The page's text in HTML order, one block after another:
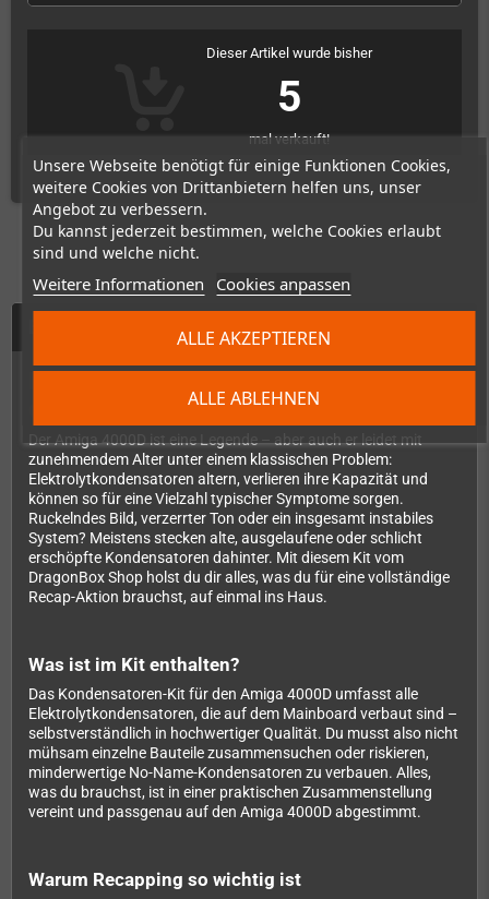
Unsere Webseite benötigt für einige Funktionen Cookies,
weitere Cookies von Drittanbietern helfen uns, unser
Angebot zu verbessern.
Du kannst jederzeit bestimmen, welche Cookies erlaubt
sind und welche nicht.
Weitere Informationen Cookies anpassen
ALLE ABLEHNEN
ALLE AKZEPTIEREN
Dieser Artikel wurde bisher
5
mal verkauft!
einhauchen – Schritt für Schritt.
Der Amiga 4000D ist eine Legende – aber auch er leidet mit
zunehmendem Alter unter einem klassischen Problem:
Elektrolytkondensatoren altern, verlieren ihre Kapazität und
können so für eine Vielzahl typischer Symptome sorgen.
Ruckelndes Bild, verzerrter Ton oder ein insgesamt instabiles
System? Meistens stecken alte, ausgelaufene oder schlicht
erschöpfte Kondensatoren dahinter. Mit diesem Kit vom
DragonBox Shop holst du dir alles, was du für eine vollständige
Recap-Aktion brauchst, auf einmal ins Haus.
Was ist im Kit enthalten?
Das Kondensatoren-Kit für den Amiga 4000D umfasst alle
Elektrolytkondensatoren, die auf dem Mainboard verbaut sind –
selbstverständlich in hochwertiger Qualität. Du musst also nicht
mühsam einzelne Bauteile zusammensuchen oder riskieren,
minderwertige No-Name-Kondensatoren zu verbauen. Alles,
was du brauchst, ist in einer praktischen Zusammenstellung
vereint und passgenau auf den Amiga 4000D abgestimmt.
Warum Recapping so wichtig ist